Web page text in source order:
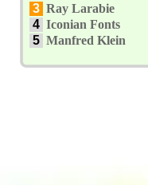
3 Ray Larabie
4 Iconian Fonts
5 Manfred Klein